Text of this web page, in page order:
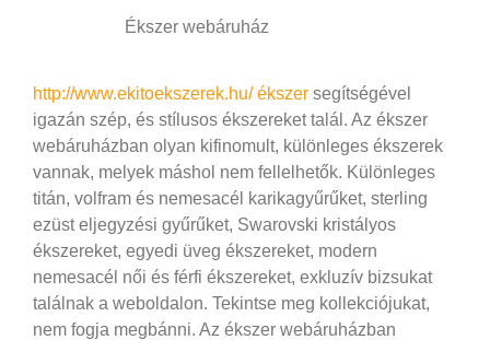
Ékszer webáruház
http://www.ekitoekszerek.hu/ ékszer segítségével
igazán szép, és stílusos ékszereket talál. Az ékszer
webáruházban olyan kifinomult, különleges ékszerek
vannak, melyek máshol nem fellelhetők. Különleges
titán, volfram és nemesacél karikagyűrűket, sterling
ezüst eljegyzési gyűrűket, Swarovski kristályos
ékszereket, egyedi üveg ékszereket, modern
nemesacél női és férfi ékszereket, exkluzív bizsukat
találnak a weboldalon. Tekintse meg kollekciójukat,
nem fogja megbánni. Az ékszer webáruházban